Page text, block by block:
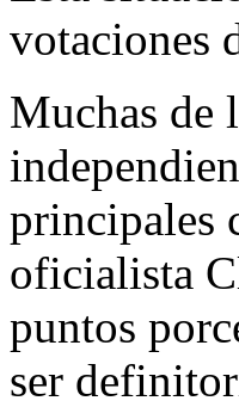
votaciones
Muchas de
principales
oficialista
puntos
ser